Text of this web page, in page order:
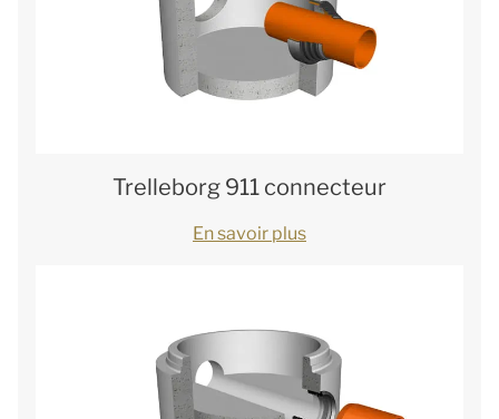
Trelleborg 911 connecteur
En savoir plus